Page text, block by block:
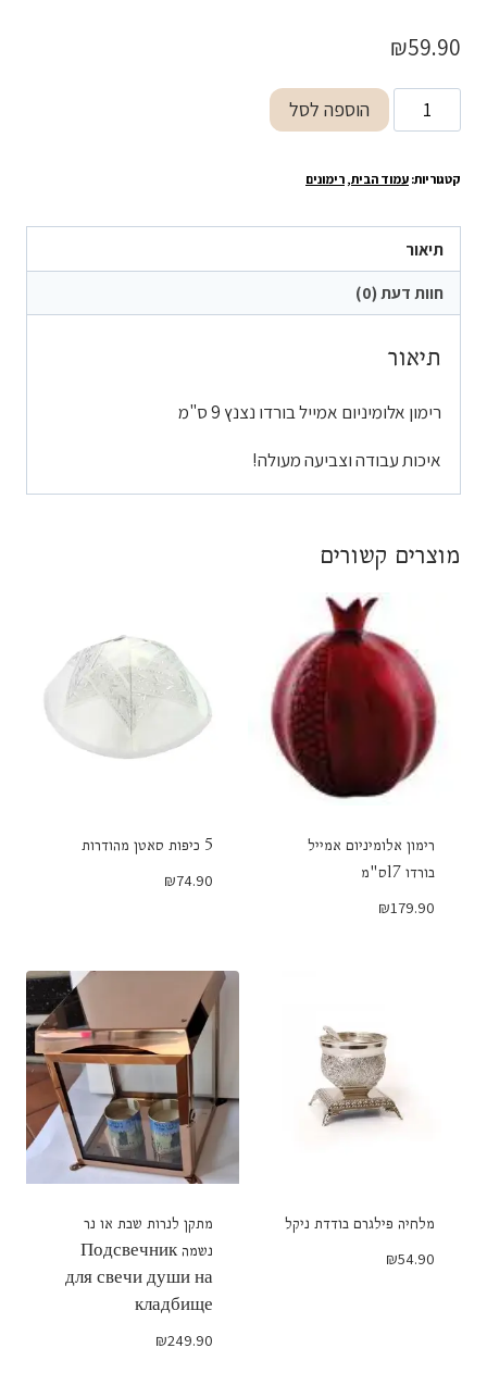
₪59.90
כמות
של
אלומיניום
בורדו
נצנץ
הוספה לסל
קטגוריות: עמוד הבית, רימונים
תיאור
חוות דעת (0)
תיאור
רימון אלומיניום אמייל בורדו נצנץ 9 ס"מ
איכות עבודה וצביעה מעולה!
מוצרים קשורים
רימון אלומיניום אמייל
בורדו 17ס"מ
₪179.90
5 כיפות סאטן מהודרות
₪74.90
מלחיה פילגרם בודדת ניקל
₪54.90
מתקן לנרות שבת או נר
נשמה Подсвечник
для свечи души на
кладбище
₪249.90